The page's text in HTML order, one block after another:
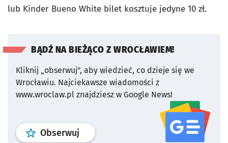
lub Kinder Bueno White bilet kosztuje jedyne 10 zł.
BĄDŹ NA BIEŻĄCO Z WROCŁAWIEM!
Kliknij „obserwuj”, aby wiedzieć, co dzieje się we
Wrocławiu. Najciekawsze wiadomości z
www.wroclaw.pl znajdziesz w Google News!
Obserwuj profil serwisu